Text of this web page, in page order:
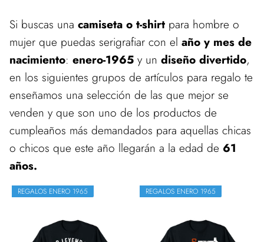
Si buscas una camiseta o t-shirt para hombre o
mujer que puedas serigrafiar con el año y mes de
nacimiento: enero-1965 y un diseño divertido,
en los siguientes grupos de artículos para regalo te
enseñamos una selección de las que mejor se
venden y que son uno de los productos de
cumpleaños más demandados para aquellas chicas
o chicos que este año llegarán a la edad de 61
años.
REGALOS ENERO 1965 REGALOS ENERO 1965